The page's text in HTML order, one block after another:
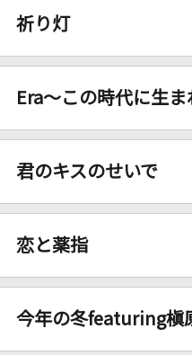
祈り灯
Era～この時代に生ま
君のキスのせいで
恋と薬指
今年の冬featuring槇